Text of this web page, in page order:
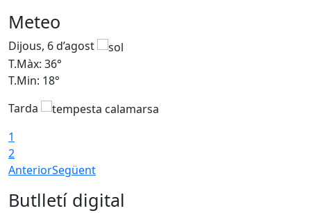
Meteo
Dijous, 6 d’agost
T.Màx: 36°
T.Min: 18°
Tarda
1
2
AnteriorSegüent
Butlletí digital